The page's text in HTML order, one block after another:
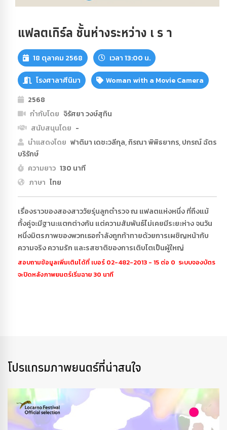
แฟลตเกิร์ล ชั้นห่างระหว่าง เ ร า
18 ตุลาคม 2568 เวลา 13:00 น.
โรงศาลาศีนิมา
Woman with a Movie Camera
2568
กำกับโดย จิรัศยา วงษ์สุทิน
สนับสนุนโดย -
นำแสดงโดย ฟาติมา เดชะวลีกุล, กิรณา พิพิธยากร, ปกรณ์ ฉัตร
บริรักษ์
ความยาว 130 นาที
ภาษา ไทย
เรื่องราวของสองสาววัยรุ่นลูกตำรวจ ณ แฟลตแห่งหนึ่ง ที่ถึงแม้
ทั้งคู่จะมีฐานะแตกต่างกัน แต่ความสัมพันธ์ไม่เคยมีระยะห่าง จนวัน
หนึ่งมิตรภาพของพวกเธอกำลังถูกท้าทายด้วยการเผชิญหน้ากับ
ความจริง ความรัก และรสชาติของการเติบโตเป็นผู้ใหญ่
สอบถามข้อมูลเพิ่มเติมได้ที่ เบอร์ 02-482-2013 - 15 ต่อ 0 ระบบจองบัตร
จะปิดหลังภาพยนตร์เริ่มฉาย 30 นาที
โปรแกรมภาพยนตร์ที่น่าสนใจ